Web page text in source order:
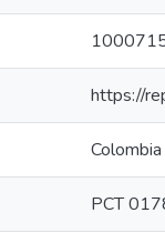
https://
Colombia
PCT